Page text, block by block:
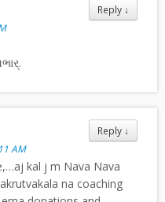
Reply ↓
Reply ↓
AM
kal j m Nava Nava
na coaching